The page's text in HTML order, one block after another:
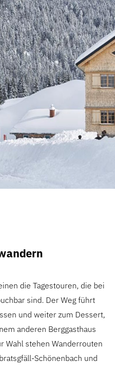
die Tagestouren, die bei
sind. Der Weg führt
und weiter zum Dessert,
anderen Berggasthaus
Wahl stehen Wanderrouten
Schönenbach und